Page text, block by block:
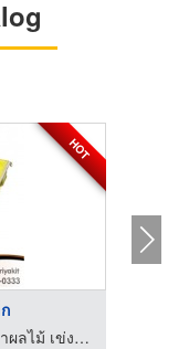
HOT
โรงงานผลิตตะกร้าหูเหล็ก ตะกร้าผลไม้ เข่งผลไม้ - วิริยะกิจอุตสาหกรรมพลาสติก